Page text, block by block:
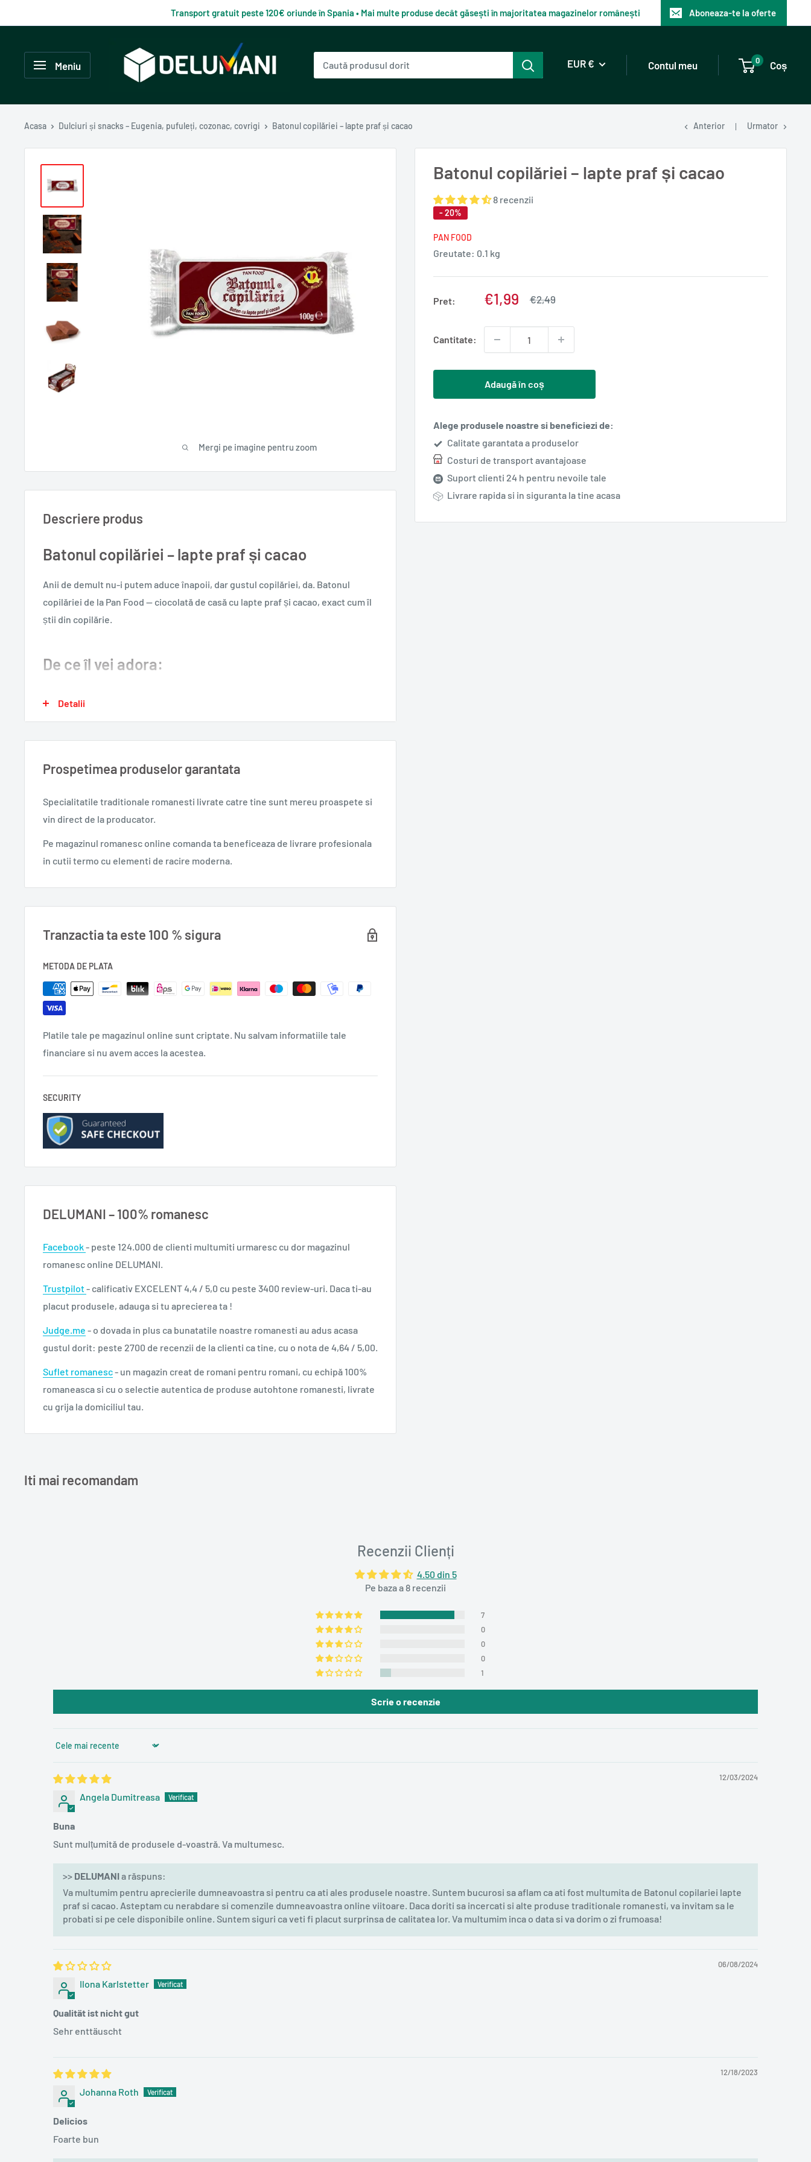
te
continut
Transport gratuit peste 120€ oriunde în Spania • Mai multe produse decât găsești în majoritatea magazinelor românești Aboneaza-te la oferte
Meniu
Delumani
Magazin
EUR € Contul meu 0 Coș
Acasa Dulciuri și snacks – Eugenia, pufuleți, cozonac, covrigi Batonul copilăriei – lapte praf și cacao Anterior Urmator
Mergi pe imagine pentru zoom
Batonul copilăriei – lapte praf și cacao
8 recenzii
- 20%
PAN FOOD
Greutate: 0.1 kg
Pret:
Pret
€1,99
Pret
€2,49
Cantitate:
Adaugă în coș
Alege produsele noastre si beneficiezi de:
Calitate garantata a produselor
Costuri de transport avantajoase
Suport clienti 24 h pentru nevoile tale
Livrare rapida si in siguranta la tine acasa
Descriere produs
Batonul copilăriei – lapte praf și cacao
Anii de demult nu-i putem aduce înapoii, dar gustul copilăriei, da. Batonul
copilăriei de la Pan Food — ciocolată de casă cu lapte praf și cacao, exact cum îl
știi din copilărie.
De ce îl vei adora:
Merge cu:
Ca desert rapid oricând ai poftă de ceva dulce
Detalii
Prospetimea produselor garantata
Specialitatile traditionale romanesti livrate catre tine sunt mereu proaspete si
vin direct de la producator.
Pe magazinul romanesc online comanda ta beneficeaza de livrare profesionala
in cutii termo cu elementi de racire moderna.
Tranzactia ta este 100 % sigura
METODA DE PLATA
Platile tale pe magazinul online sunt criptate. Nu salvam informatiile tale
financiare si nu avem acces la acestea.
SECURITY
DELUMANI – 100% romanesc
Facebook- peste 124.000 de clienti multumiti urmaresc cu dor magazinul
romanesc online DELUMANI.
Trustpilot- calificativ EXCELENT 4,4 / 5,0 cu peste 3400 review-uri. Daca ti-au
placut produsele, adauga si tu aprecierea ta !
Judge.me - o dovada in plus ca bunatatile noastre romanesti au adus acasa
gustul dorit: peste 2700 de recenzii de la clienti ca tine, cu o nota de 4,64 / 5,00.
Suflet romanesc- un magazin creat de romani pentru romani, cu echipă 100%
romaneasca si cu o selectie autentica de produse autohtone romanesti, livrate
cu grija la domiciliul tau.
Iti mai recomandam
Recenzii Clienți
4.50 din 5
Pe baza a 8 recenzii
7
0
0
0
1
Scrie o recenzie
Sort by
12/03/2024
Angela Dumitreasa
Buna
Sunt mulțumită de produsele d-voastră. Va multumesc.
>> DELUMANIa răspuns:
Va multumim pentru aprecierile dumneavoastra si pentru ca ati ales produsele noastre. Suntem bucurosi sa aflam ca ati fost multumita de Batonul copilariei lapte
praf si cacao. Asteptam cu nerabdare si comenzile dumneavoastra online viitoare. Daca doriti sa incercati si alte produse traditionale romanesti, va invitam sa le
probati si pe cele disponibile online. Suntem siguri ca veti fi placut surprinsa de calitatea lor. Va multumim inca o data si va dorim o zi frumoasa!
06/08/2024
Ilona Karlstetter
Qualität ist nicht gut
Sehr enttäuscht
12/18/2023
Johanna Roth
Delicios
Foarte bun